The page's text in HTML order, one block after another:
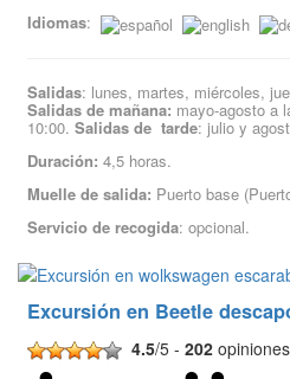
Idiomas:
Salidas: lunes, martes, miércoles,
Salidas de mañana: mayo-agosto a
10:00.Salidas de tarde: julio y
Duración: 4,5 horas.
Muelle de salida: Puerto base
Servicio de recogida: opcional.
Excursión en Beetle
4.5/5 -202 opiniones